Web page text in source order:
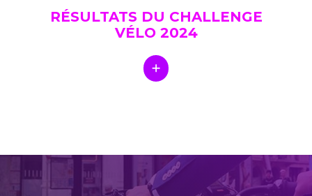
RÉSULTATS DU CHALLENGE
VÉLO 2024